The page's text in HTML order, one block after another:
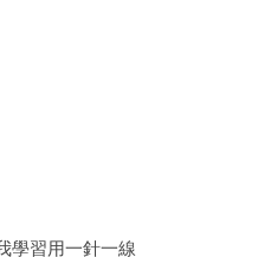
學習用一針一線